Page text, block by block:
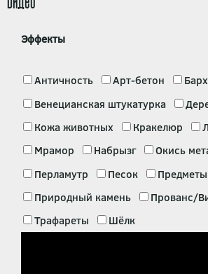
Эффекты
Античность Арт-бетон
Венецианская штукатурка
Кожа животных
Кракелюр
Мрамор
Набрызг
Окись
Перламутр
Песок
Природный камень
Прованс/
Трафареты
Шёлк